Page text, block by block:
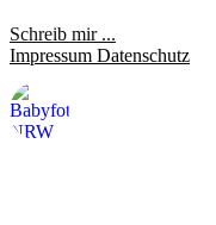
Schreib mir ...
Impressum Datenschutz